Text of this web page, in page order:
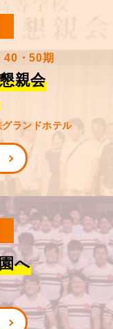
40・50期
親会
ランドホテル
へ